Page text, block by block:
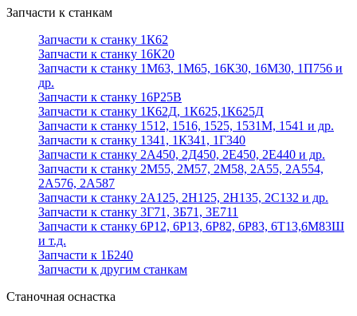
Запчасти к станкам
Запчасти к станку 1К62
Запчасти к станку 16К20
Запчасти к станку 1М63, 1М65, 16К30, 16М30, 1П756 и
др.
Запчасти к станку 16Р25В
Запчасти к станку 1К62Д, 1К625,1К625Д
Запчасти к станку 1512, 1516, 1525, 1531М, 1541 и др.
Запчасти к станку 1341, 1К341, 1Г340
Запчасти к станку 2А450, 2Д450, 2Е450, 2Е440 и др.
Запчасти к станку 2М55, 2М57, 2М58, 2А55, 2А554,
2А576, 2А587
Запчасти к станку 2А125, 2Н125, 2Н135, 2С132 и др.
Запчасти к станку 3Г71, 3Б71, 3Е711
Запчасти к станку 6Р12, 6Р13, 6Р82, 6Р83, 6Т13,6М83Ш
и т.д.
Запчасти к 1Б240
Запчасти к другим станкам
Станочная оснастка